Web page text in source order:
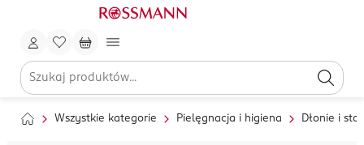
Wszystkie kategorie Pielęgnacja i higiena Dłonie i